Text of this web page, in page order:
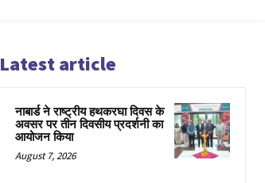
Latest article
नाबार्ड ने राष्ट्रीय हथकरघा दिवस के
अवसर पर तीन दिवसीय प्रदर्शनी का
आयोजन किया
August 7, 2026